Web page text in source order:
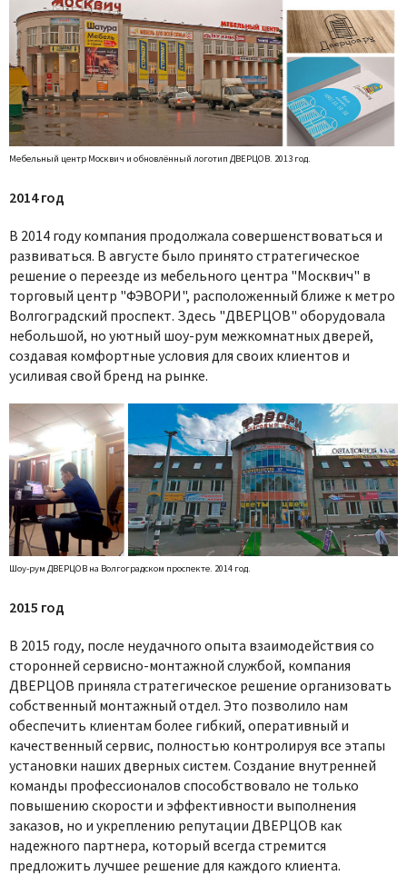
Мебельный центр Москвич и обновлённый логотип ДВЕРЦОВ. 2013 год.
2014 год
В 2014 году компания продолжала совершенствоваться и
развиваться. В августе было принято стратегическое
решение о переезде из мебельного центра "Москвич" в
торговый центр "ФЭВОРИ", расположенный ближе к метро
Волгоградский проспект. Здесь "ДВЕРЦОВ" оборудовала
небольшой, но уютный шоу-рум межкомнатных дверей,
создавая комфортные условия для своих клиентов и
усиливая свой бренд на рынке.
Шоу-рум ДВЕРЦОВ на Волгоградском проспекте. 2014 год.
2015 год
В 2015 году, после неудачного опыта взаимодействия со
сторонней сервисно-монтажной службой, компания
ДВЕРЦОВ приняла стратегическое решение организовать
собственный монтажный отдел. Это позволило нам
обеспечить клиентам более гибкий, оперативный и
качественный сервис, полностью контролируя все этапы
установки наших дверных систем. Создание внутренней
команды профессионалов способствовало не только
повышению скорости и эффективности выполнения
заказов, но и укреплению репутации ДВЕРЦОВ как
надежного партнера, который всегда стремится
предложить лучшее решение для каждого клиента.